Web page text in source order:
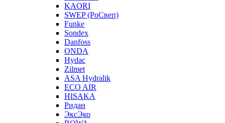
KAORI
SWEP (РоСвеп)
Funke
Sondex
Danfoss
ONDA
Hydac
Zilmet
ASA Hydralik
ECO AIR
HISAKA
Ридан
ЭксЭко